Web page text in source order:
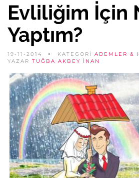
Evliliğim İçin
Yaptım?
19-11-2014 KATEGORİ ADEMLER &
YAZAR TUĞBA AKBEY İNAN